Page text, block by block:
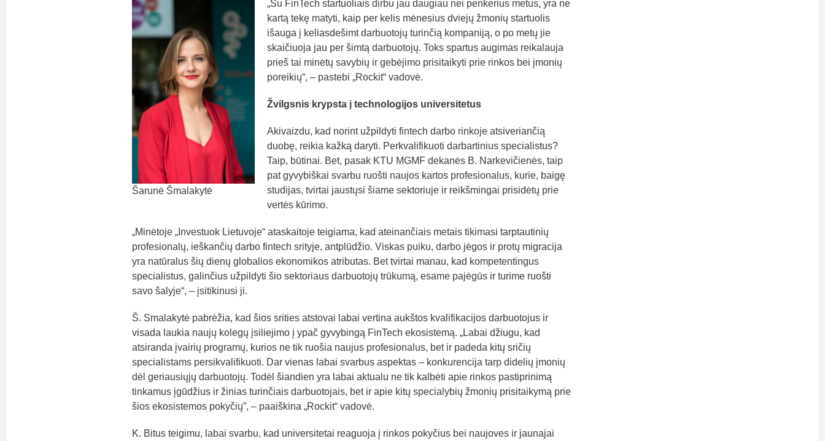
Šarunė Šmalakytė
„Su FinTech startuoliais dirbu jau daugiau nei penkerius metus, yra ne
kartą tekę matyti, kaip per kelis mėnesius dviejų žmonių startuolis
išauga į keliasdešimt darbuotojų turinčią kompaniją, o po metų jie
skaičiuoja jau per šimtą darbuotojų. Toks spartus augimas reikalauja
prieš tai minėtų savybių ir gebėjimo prisitaikyti prie rinkos bei įmonių
poreikių“, – pastebi „Rockit“ vadovė.
Žvilgsnis krypsta į technologijos universitetus
Akivaizdu, kad norint užpildyti fintech darbo rinkoje atsiveriančią
duobę, reikia kažką daryti. Perkvalifikuoti darbartinius specialistus?
Taip, būtinai. Bet, pasak KTU MGMF dekanės B. Narkevičienės, taip
pat gyvybiškai svarbu ruošti naujos kartos profesionalus, kurie, baigę
studijas, tvirtai jaustųsi šiame sektoriuje ir reikšmingai prisidėtų prie
vertės kūrimo.
„Minėtoje „Investuok Lietuvoje“ ataskaitoje teigiama, kad ateinančiais metais tikimasi tarptautinių
profesionalų, ieškančių darbo fintech srityje, antplūdžio. Viskas puiku, darbo jėgos ir protų migracija
yra natūralus šių dienų globalios ekonomikos atributas. Bet tvirtai manau, kad kompetentingus
specialistus, galinčius užpildyti šio sektoriaus darbuotojų trūkumą, esame pajėgūs ir turime ruošti
savo šalyje“, – įsitikinusi ji.
Š. Smalakytė pabrėžia, kad šios srities atstovai labai vertina aukštos kvalifikacijos darbuotojus ir
visada laukia naujų kolegų įsiliejimo į ypač gyvybingą FinTech ekosistemą. „Labai džiugu, kad
atsiranda įvairių programų, kurios ne tik ruošia naujus profesionalus, bet ir padeda kitų sričių
specialistams persikvalifikuoti. Dar vienas labai svarbus aspektas – konkurencija tarp didelių įmonių
dėl geriausiųjų darbuotojų. Todėl šiandien yra labai aktualu ne tik kalbėti apie rinkos pastiprinimą
tinkamus įgūdžius ir žinias turinčiais darbuotojais, bet ir apie kitų specialybių žmonių prisitaikymą prie
šios ekosistemos pokyčių”, – paaiškina „Rockit“ vadovė.
K. Bitus teigimu, labai svarbu, kad universitetai reaguoja į rinkos pokyčius bei naujoves ir jaunajai